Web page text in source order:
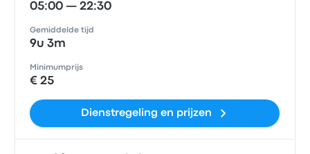
05:00 — 22:30
Gemiddelde tijd
9u 3m
Minimumprijs
€ 25
Dienstregeling en prijzen